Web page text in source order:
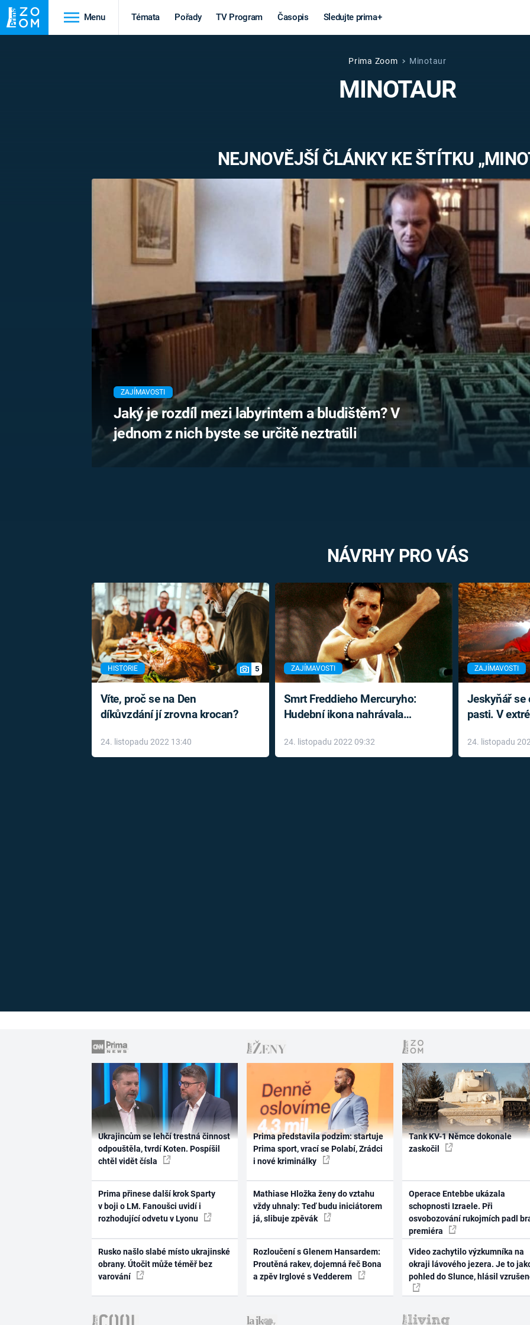
Menu Témata Pořady TV Program Časopis Sledujte prima+
STAROVĚKÝ EGYPT
Věda a
technika
MARS
VÁLEČNÉ
NAPOLEON
BONAPARTE
BRITSKÁ
Záhady a
konspirace
UFO A
MIMOZEMŠŤANÉ
UTAJENÉ PŘÍBĚHY
ČESKÝCH DĚJIN
ALTERNATIVNÍ
HISTORIE
FILMY
REALITA
REALITA
OPTICKÉ
KLAMY
Prima Zoom Minotaur
MINOTAUR
NEJNOVĚJŠÍ ČLÁNKY KE ŠTÍTKU
ZAJÍMAVOSTI
Jaký je rozdíl mezi labyrintem a bludištěm? V
jednom z nich byste se určitě neztratili
NÁVRHY PRO VÁS
HISTORIE 5
Víte, proč se na Den
díkůvzdání jí zrovna krocan?
24. listopadu 2022 13:40
ZAJÍMAVOSTI
Smrt Freddieho Mercuryho:
Hudební ikona nahrávala
léky
24. listopadu 2022 09:32
ZAJÍMAVOSTI
Jeskyňář se
pasti. V
24. listopadu
Ukrajincům se lehčí trestná činnost
odpouštěla, tvrdí Koten. Pospíšil
chtěl vidět čísla
Prima přinese další krok Sparty
v boji o LM. Fanoušci uvidí i
rozhodující odvetu v Lyonu
Rusko našlo slabé místo ukrajinské
obrany. Útočit může téměř bez
varování
Prima představila podzim: startuje
Prima sport, vrací se Polabí, Zrádci
i nové kriminálky
Mathiase Hložka ženy do vztahu
vždy uhnaly: Teď budu iniciátorem
já, slibuje zpěvák
Rozloučení s Glenem Hansardem:
Proutěná rakev, dojemná řeč Bona
a zpěv Irglové s Vedderem
Tank KV-1 Němce dokonale
zaskočil
Operace Entebbe ukázala
schopnosti Izraele. Při
osvobozování rukojmích padl
premiéra
Video zachytilo výzkumníka na
okraji lávového jezera. Je to
pohled do Slunce, hlásil